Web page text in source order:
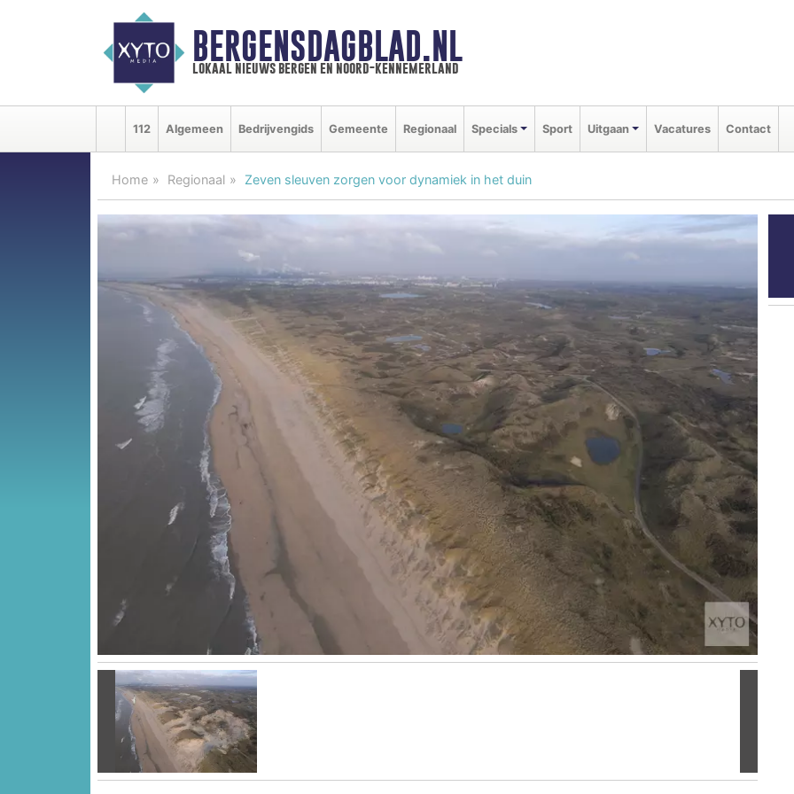
BERGENSDAGBLAD.NL
lokaal nieuws bergen en noord-kennemerland
112 Algemeen Bedrijvengids Gemeente Regionaal Specials Sport Uitgaan Vacatures Contact
Home Regionaal Zeven sleuven zorgen voor dynamiek in het duin
Vorige